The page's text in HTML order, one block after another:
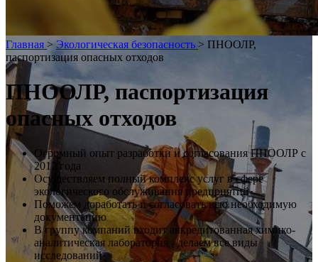
Главная >Экологическая безопасность > ПНООЛР,
паспортизация опасных отходов
ПНООЛР, паспортизация
опасных отходов
Огромный опыт разработки и согласования ПНООЛР с
2012 года
Осуществляем полный комплекс услуг в сфере
экологического обслуживания предприятий
Поможем доработать и согласовать всю необходимую
документацию
В группу компаний входит аккредитованная химико-
аналитическая лаборатория - делаем все виды
исследований